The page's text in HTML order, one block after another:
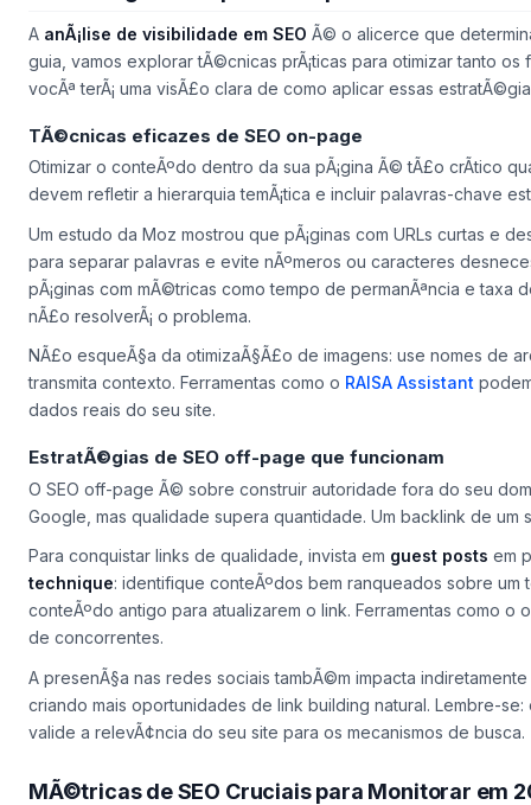
A anÃ¡lise de visibilidade em SEO Ã© o alicerce que
guia, vamos explorar tÃ©cnicas prÃ¡ticas para otimizar tanto
vocÃª terÃ¡ uma visÃ£o clara de como aplicar essas
TÃ©cnicas eficazes de SEO on-page
Otimizar o conteÃºdo dentro da sua pÃ¡gina Ã© tÃ£o crÃ­tico
devem refletir a hierarquia temÃ¡tica e incluir palavras-chave
Um estudo da Moz mostrou que pÃ¡ginas com URLs curtas e
para separar palavras e evite nÃºmeros ou caracteres
pÃ¡ginas com mÃ©tricas como tempo de permanÃªncia e
nÃ£o resolverÃ¡ o problema.
NÃ£o esqueÃ§a da otimizaÃ§Ã£o de imagens: use nomes
transmita contexto. Ferramentas como o RAISA Assistant
dados reais do seu site.
EstratÃ©gias de SEO off-page que funcionam
O SEO off-page Ã© sobre construir autoridade fora do seu
Google, mas qualidade supera quantidade. Um backlink de um
Para conquistar links de qualidade, invista em guest posts em
technique: identifique conteÃºdos bem ranqueados sobre
conteÃºdo antigo para atualizarem o link. Ferramentas como
de concorrentes.
A presenÃ§a nas redes sociais tambÃ©m impacta
criando mais oportunidades de link building natural. Lembre-
valide a relevÃ¢ncia do seu site para os mecanismos de busca.
MÃ©tricas de SEO Cruciais para Monitorar em